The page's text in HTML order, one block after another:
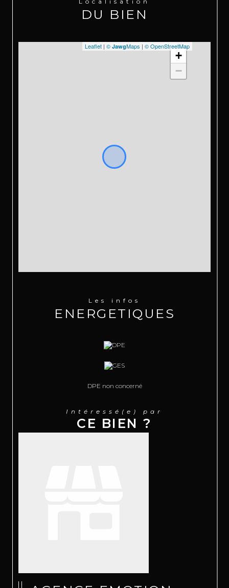
DU BIEN
+
−
Leaflet | © JawgMaps | © OpenStreetMap
Les infos
ENERGETIQUES
DPE non concerné
Intéressé(e) par
CE BIEN ?